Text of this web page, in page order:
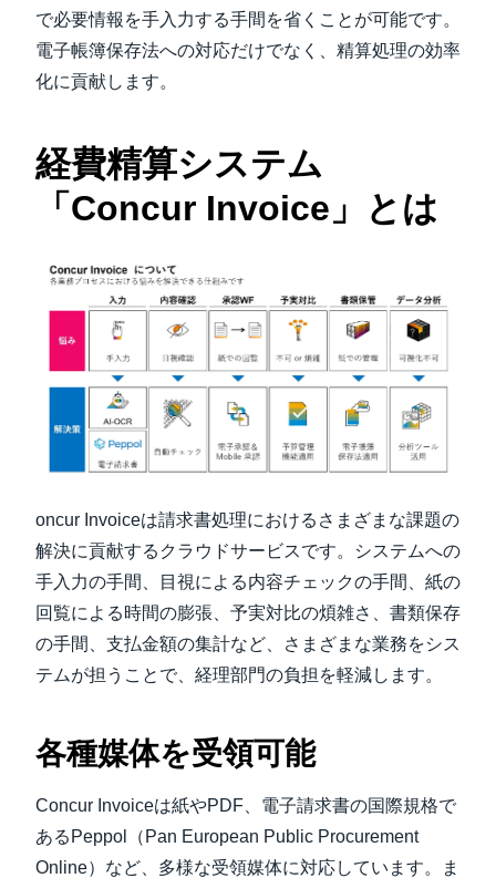
で必要情報を手入力する手間を省くことが可能です。
電子帳簿保存法への対応だけでなく、精算処理の効率
化に貢献します。
経費精算システム
「Concur Invoice」とは
oncur Invoiceは請求書処理におけるさまざまな課題の
解決に貢献するクラウドサービスです。システムへの
手入力の手間、目視による内容チェックの手間、紙の
回覧による時間の膨張、予実対比の煩雑さ、書類保存
の手間、支払金額の集計など、さまざまな業務をシス
テムが担うことで、経理部門の負担を軽減します。
各種媒体を受領可能
Concur Invoiceは紙やPDF、電子請求書の国際規格で
あるPeppol（Pan European Public Procurement
Online）など、多様な受領媒体に対応しています。ま